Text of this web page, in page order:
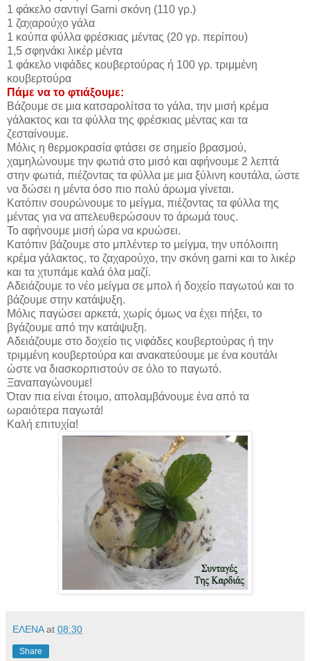
1 φάκελο σαντιγί Garni σκόνη (110 γρ.)
1 ζαχαρούχο γάλα
1 κούπα φύλλα φρέσκιας μέντας (20 γρ. περίπου)
1,5 σφηνάκι λικέρ μέντα
1 φάκελο νιφάδες κουβερτούρας ή 100 γρ. τριμμένη
κουβερτούρα
Πάμε να το φτιάξουμε:
Βάζουμε σε μια κατσαρολίτσα το γάλα, την μισή κρέμα
γάλακτος και τα φύλλα της φρέσκιας μέντας και τα
ζεσταίνουμε.
Μόλις η θερμοκρασία φτάσει σε σημείο βρασμού,
χαμηλώνουμε την φωτιά στο μισό και αφήνουμε 2 λεπτά
στην φωτιά, πιέζοντας τα φύλλα με μια ξύλινη κουτάλα, ώστε
να δώσει η μέντα όσο πιο πολύ άρωμα γίνεται.
Κατόπιν σουρώνουμε το μείγμα, πιέζοντας τα φύλλα της
μέντας για να απελευθερώσουν το άρωμά τους.
Το αφήνουμε μισή ώρα να κρυώσει.
Κατόπιν βάζουμε στο μπλέντερ το μείγμα, την υπόλοιπη
κρέμα γάλακτος, το ζαχαρούχο, την σκόνη garni και το λικέρ
και τα χτυπάμε καλά όλα μαζί.
Αδειάζουμε το νέο μείγμα σε μπολ ή δοχείο παγωτού και το
βάζουμε στην κατάψυξη.
Μόλις παγώσει αρκετά, χωρίς όμως να έχει πήξει, το
βγάζουμε από την κατάψυξη.
Αδειάζουμε στο δοχείο τις νιφάδες κουβερτούρας ή την
τριμμένη κουβερτούρα και ανακατεύουμε με ένα κουτάλι
ώστε να διασκορπιστούν σε όλο το παγωτό.
Ξαναπαγώνουμε!
Όταν πια είναι έτοιμο, απολαμβάνουμε ένα από τα
ωραιότερα παγωτά!
Καλή επιτυχία!
ΕΛΕΝΑ at 08:30
Share